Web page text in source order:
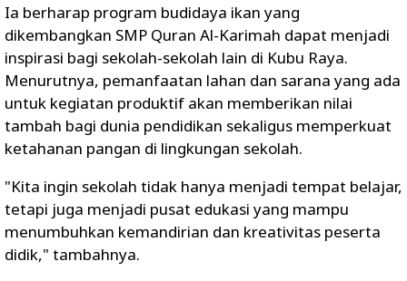
Ia berharap program budidaya ikan yang
dikembangkan SMP Quran Al-Karimah dapat menjadi
inspirasi bagi sekolah-sekolah lain di Kubu Raya.
Menurutnya, pemanfaatan lahan dan sarana yang ada
untuk kegiatan produktif akan memberikan nilai
tambah bagi dunia pendidikan sekaligus memperkuat
ketahanan pangan di lingkungan sekolah.
"Kita ingin sekolah tidak hanya menjadi tempat belajar,
tetapi juga menjadi pusat edukasi yang mampu
menumbuhkan kemandirian dan kreativitas peserta
didik," tambahnya.